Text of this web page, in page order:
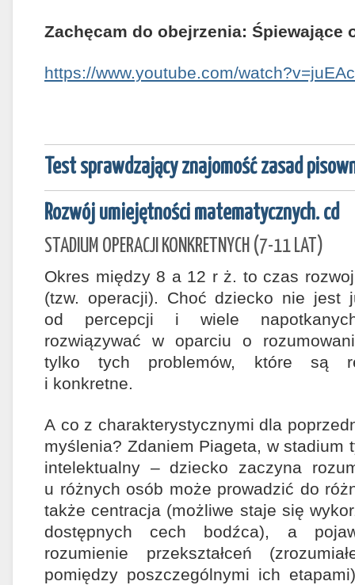
Zachęcam do obejrzenia: Śpiewające
https://www.youtube.com/
Test sprawdzający znajomość zasad
Rozwój umiejętności matematycznych. cd
STADIUM OPERACJI KONKRETNYCH (7-11 LAT)
Okres między 8 a 12 r ż. to czas
(tzw. operacji). Choć dziecko nie jest
od percepcji i wiele
rozwiązywać w oparciu o
tylko tych problemów, które są
i konkretne.
A co z charakterystycznymi dla
myślenia? Zdaniem Piageta, w stadium
intelektualny – dziecko zaczyna
u różnych osób może prowadzić do
także centracja (możliwe staje się
dostępnych cech bodźca), a
rozumienie przekształceń
pomiędzy poszczególnymi ich